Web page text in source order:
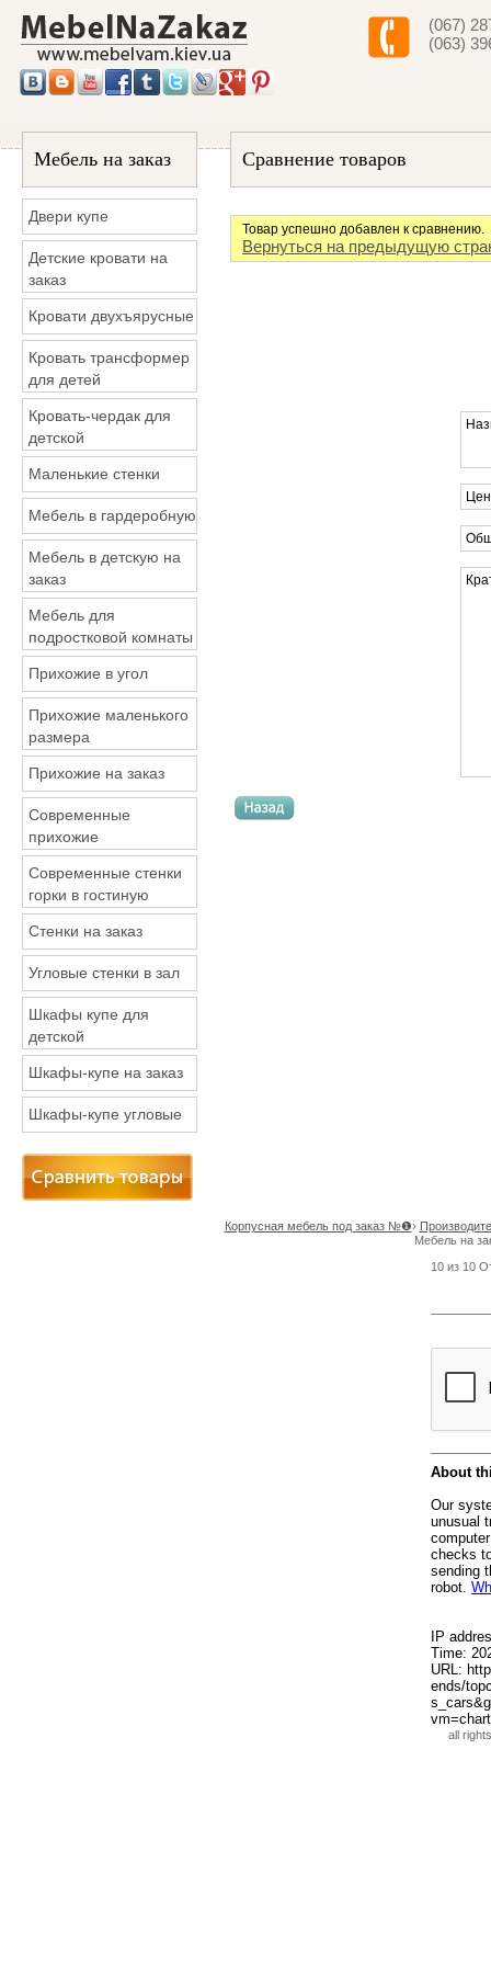
(067)
(063)
Мебель на заказ
Двери купе
Детские кровати на
заказ
Кровати двухъярусные
Кровать трансформер
для детей
Кровать-чердак для
детской
Маленькие стенки
Мебель в гардеробную
Мебель в детскую на
заказ
Мебель для
подростковой комнаты
Прихожие в угол
Прихожие маленького
размера
Прихожие на заказ
Современные
прихожие
Современные стенки
горки в гостиную
Стенки на заказ
Угловые стенки в зал
Шкафы купе для
детской
Шкафы-купе на заказ
Шкафы-купе угловые
Сравнение товаров
Товар успешно добавлен к сравнению.
Вернуться на предыдущую
Корпусная мебель под заказ №❶›
Мебель на
10 из 10
all